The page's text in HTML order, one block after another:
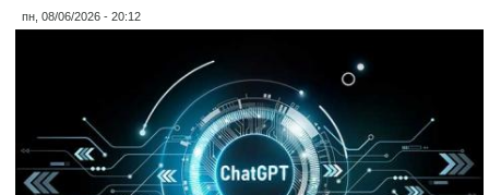
пн, 08/06/2026 - 20:12